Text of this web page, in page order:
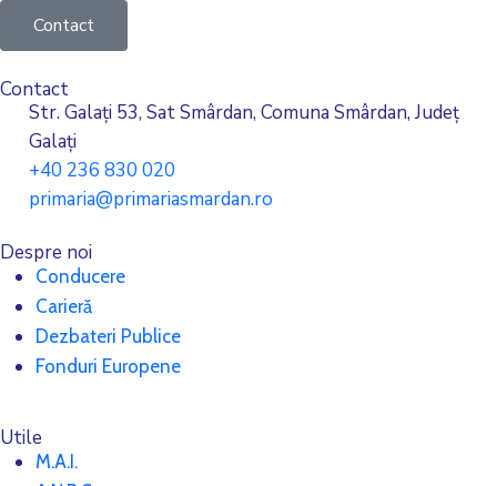
Contact
Contact
Str. Galați 53, Sat Smârdan, Comuna Smârdan, Județ
Galați
+40 236 830 020
primaria@primariasmardan.ro
Despre noi
Conducere
Carieră
Dezbateri Publice
Fonduri Europene
Utile
M.A.I.